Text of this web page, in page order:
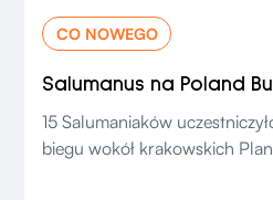
CO NOWEGO
Salumanus na Poland
15 Salumaniaków
biegu wokół krakowskich